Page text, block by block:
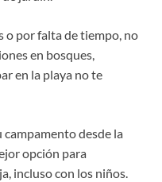
o por falta de tiempo, no
en bosques,
en la playa no te
desde la
opción para
incluso con los niños.